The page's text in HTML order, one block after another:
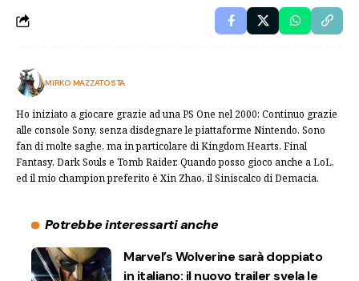
MIRKO MAZZATOSTA
Ho iniziato a giocare grazie ad una PS One nel 2000: Continuo grazie
alle console Sony, senza disdegnare le piattaforme Nintendo. Sono
fan di molte saghe, ma in particolare di Kingdom Hearts, Final
Fantasy, Dark Souls e Tomb Raider. Quando posso gioco anche a LoL,
ed il mio champion preferito è Xin Zhao, il Siniscalco di Demacia.
Potrebbe interessarti anche
Marvel’s Wolverine sarà doppiato
in italiano: il nuovo trailer svela le